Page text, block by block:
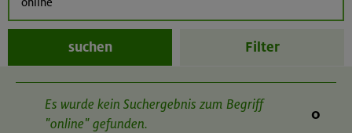
suchen Filter
Es wurde kein Suchergebnis zum Begriff
"online" gefunden.
0